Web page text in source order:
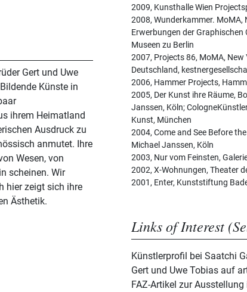
Gert und Uwe
Künste in
ihrem Heimatland
Ausdruck zu
anmutet. Ihre
Wesen, von
scheinen. Wir
hier zeigt sich ihre
Ästhetik.
2009, Kunsthalle Wien
2008, Wunderkammer. MoMA,
Erwerbungen der
Museen zu Berlin
2007, Projects 86, MoMA,
Deutschland,
2006, Hammer Projects,
2005, Der Kunst ihre Räume,
Janssen, Köln;
Kunst, München
2004, Come and See Before
Michael Janssen, Köln
2003, Nur vom Feinsten,
2002, X-Wohnungen, Theater
2001, Enter, Kunststiftung
Links of Interest
Künstlerprofil bei Saatchi
Gert und Uwe Tobias auf
FAZ-Artikel zur